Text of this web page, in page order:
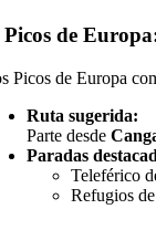
Picos de
Picos de Europa
Ruta sugerida:
Parte desde
Paradas
Teleférico
Refugios